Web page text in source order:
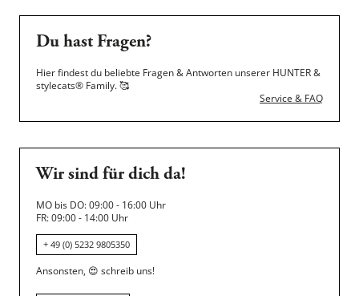
Du hast Fragen?
Hier findest du beliebte Fragen & Antworten unserer HUNTER &
stylecats® Family.🥰
Service & FAQ
Wir sind für dich da!
MO bis DO: 09:00 - 16:00 Uhr
FR: 09:00 - 14:00 Uhr
+ 49 (0) 5232 9805350
Ansonsten, 😍 schreib uns!